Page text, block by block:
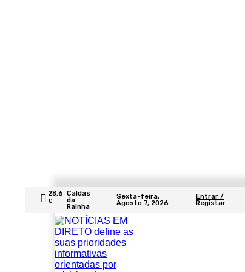
28.6
C
Caldas
da
Rainha
Sexta-feira,
Agosto 7, 2026
Entrar /
Registar